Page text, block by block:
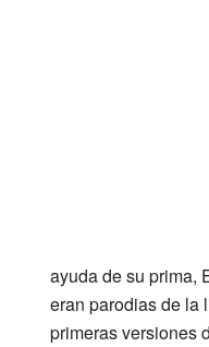
ayuda de su prima,
eran parodias de la
primeras versiones